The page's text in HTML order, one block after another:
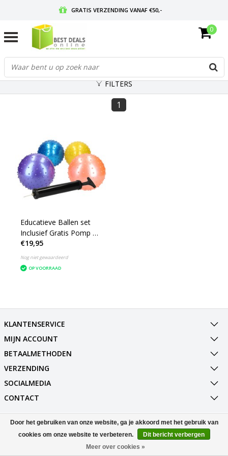
GRATIS VERZENDING VANAF €50,-
GRATIS RETOURNEREN EN 30 DAGEN BEDENKTIJD
0
FILTERS
1
Educatieve Ballen set
Inclusief Gratis Pomp 4
Stuks
€19,95
Nog niet gewaardeerd
OP VOORRAAD
KLANTENSERVICE
MIJN ACCOUNT
BETAALMETHODEN
VERZENDING
SOCIALMEDIA
CONTACT
© Copyright 2026 Best Deals Online BV Powered byLightspeed
All rights reserved byInStijl Media
Door het gebruiken van onze website, ga je akkoord met het gebruik van
cookies om onze website te verbeteren.
Dit bericht verbergen
Meer over cookies »